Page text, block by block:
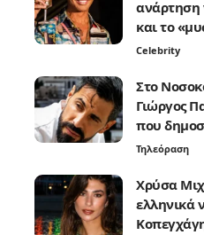
ανάρτηση
και το
Celebrity
Στο
Γιώργος
που
Τηλεόραση
Χρύσα
ελληνικά